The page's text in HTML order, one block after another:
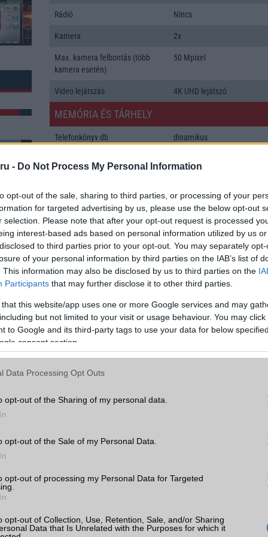
- Do Not Process My Personal Information
opt-out of the sale, sharing to third parties, or processing of your
for targeted advertising by us, please use the below opt-out
selection. Please note that after your opt-out request is processed
interest-based ads based on personal information utilized by us
to third parties prior to your opt-out. You may separately
of your personal information by third parties on the IAB’s list of
This information may also be disclosed by us to third parties on the
Participants that may further disclose it to other third parties.
that this website/app uses one or more Google services and may
but not limited to your visit or usage behaviour. You may
to Google and its third-party tags to use your data for below
consent section.
Data Processing Opt Outs
opt-out of the Sharing of my personal data.
opt-out of the Sale of my Personal Data.
opt-out of processing my Personal Data for Targeted
opt-out of Collection, Use, Retention, Sale, and/or Sharing
Data that Is Unrelated with the Purposes for which it
6
Rádió Nincs
Kamera 2x
Max. kamera felbontás (több
kamera esetén)
50 Mpixel
Video lejátszás 4K UHD lejátszó
MEMÓRIA ÉS TÁRHELY
Telefonkönyv db dinamikus
Memória bővíthetőség Nincs
ADATCSERE
GPRS Van
EDGE Van
EMS /E-mail push eMail
MMS Nincs
Infraport Nincs
Bluetooth
B/T extra
Wi-Fi Direct
Wi-Fi HotSpot alap szolgáltatás
NFC területenként változó